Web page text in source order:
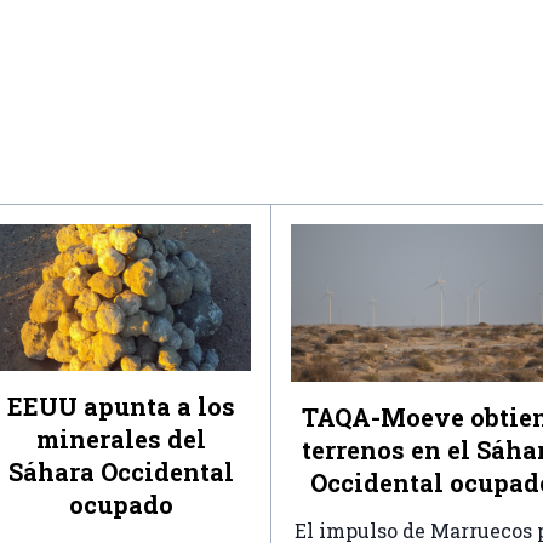
EEUU apunta a los
minerales del
Sáhara Occidental
ocupado
TAQA-Moeve
terrenos en el
Occidental
El impulso de Marruecos